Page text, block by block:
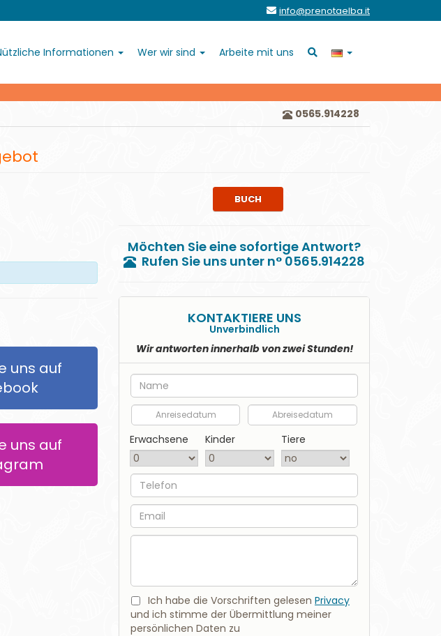
info@prenotaelba.it
Informationen Wer wir sind Arbeite mit uns
0565.914228
uns auf
uns auf
BUCH
Möchten Sie eine sofortige Antwort?
Rufen Sie uns unter n° 0565.914228
KONTAKTIERE UNS
Unverbindlich
Wir antworten innerhalb von zwei Stunden!
Nome
Anreisedatum
Abreisedatum
Erwachsene
Kinder Tiere
Telefon
EMail
Ich habe die Vorschriften gelesen Privacy
und ich stimme der Übermittlung meiner
persönlichen Daten zu